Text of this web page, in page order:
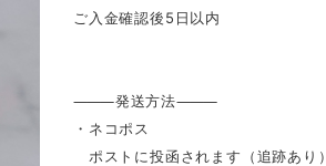
ご入金確認後5日以内
⸻発送方法⸻
・ネコポス
ポストに投函されます（追跡あり）